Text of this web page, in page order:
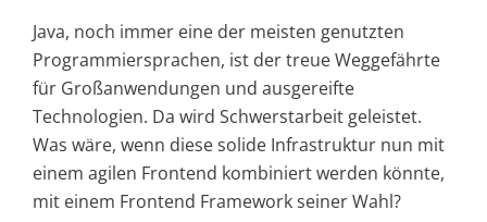
Java, noch immer eine der meisten genutzten
Programmiersprachen, ist der treue Weggefährte
für Großanwendungen und ausgereifte
Technologien. Da wird Schwerstarbeit geleistet.
Was wäre, wenn diese solide Infrastruktur nun mit
einem agilen Frontend kombiniert werden könnte,
mit einem Frontend Framework seiner Wahl?